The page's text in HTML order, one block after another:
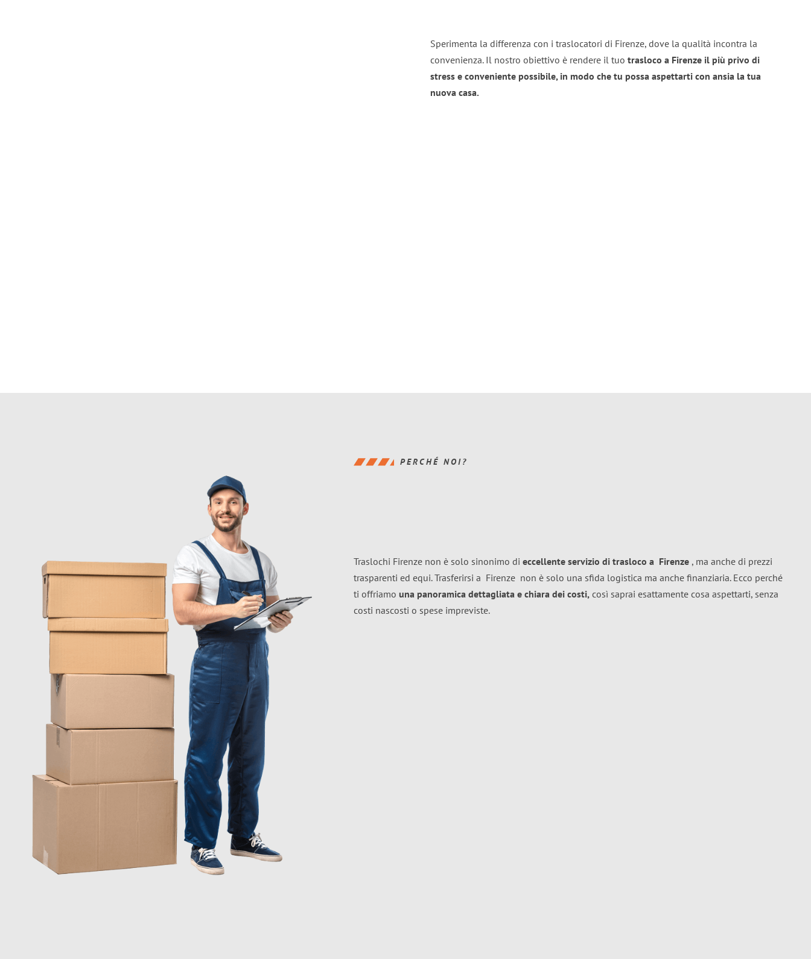
Sperimenta la differenza con i traslocatori di Firenze, dove la qualità incontra la
convenienza. Il nostro obiettivo è rendere il tuo trasloco a Firenze il più privo di
stress e conveniente possibile, in modo che tu possa aspettarti con ansia la tua
nuova casa.
PERCHÉ NOI?
Traslochi Firenze non è solo sinonimo di eccellente servizio di trasloco a Firenze , ma anche di prezzi
trasparenti ed equi. Trasferirsi a Firenze non è solo una sfida logistica ma anche finanziaria. Ecco perché
ti offriamo una panoramica dettagliata e chiara dei costi, così saprai esattamente cosa aspettarti, senza
costi nascosti o spese impreviste.